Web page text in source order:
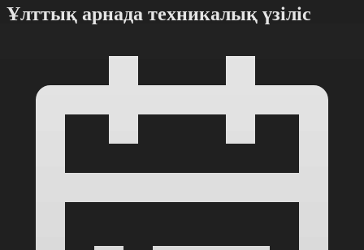
Ұлттық арнада техникалық үзіліс